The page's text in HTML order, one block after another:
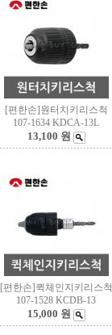
[편한손]원터치키리스척
107-1634 KDCA-13L
13,100 원
[편한손]퀵체인지키리스척
107-1528 KCDB-13
15,000 원